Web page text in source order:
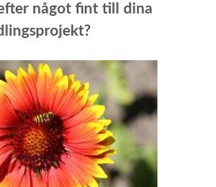
något fint till dina